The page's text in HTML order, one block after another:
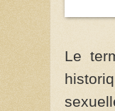
Le